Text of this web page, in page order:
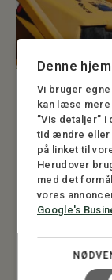
INSOLVENS,
sælges fra
6. AUGUST 2026
1 MINUTTERS
Af
Denne
Vi bruger
kan læse
”Vis detaljer” i
tid ændre eller
på linket til
Herudover
med det
vores
Google's